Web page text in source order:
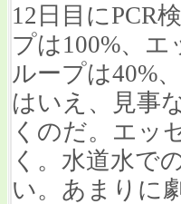
12日目にPCR
プは100%、
ループは40%
はいえ、見事
くのだ。エッ
く。水道水で
い。あまりに